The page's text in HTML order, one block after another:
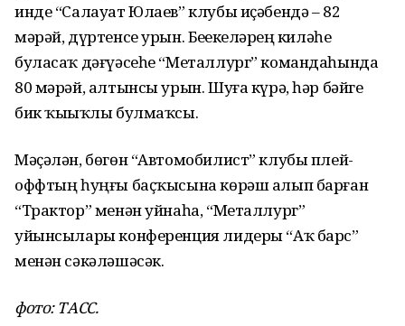
инде “Салауат Юлаев” клубы иҫәбендә – 82
мәрәй, дүртенсе урын. Беҙҙекеләрҙең киләһе
буласаҡ дәғүәсеһе “Металлург” командаһында
80 мәрәй, алтынсы урын. Шуға күрә, һәр бәйге
бик ҡыҙыҡлы булмаҡсы.
Мәҫәлән, бөгөн “Автомобилист” клубы плей-
оффтың һуңғы баҫҡысына көрәш алып барған
“Трактор” менән уйнаһа, “Металлург”
уйынсылары конференция лидеры “Аҡ барс”
менән сәкәләшәсәк.
фото: ТАСС.